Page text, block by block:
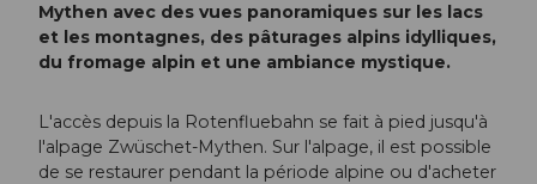
Mythen avec des vues panoramiques sur les lacs
et les montagnes, des pâturages alpins idylliques,
du fromage alpin et une ambiance mystique.
L'accès depuis la Rotenfluebahn se fait à pied jusqu'à
l'alpage Zwüschet-Mythen. Sur l'alpage, il est possible
de se restaurer pendant la période alpine ou d'acheter